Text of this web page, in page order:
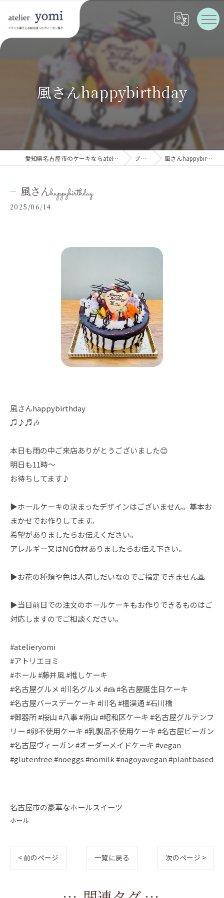
風さんhappybirthday
愛知県名古屋市のケーキならatelier yomi ブログ 風さんhappybirthday
風さんhappybirthday
2025/06/14
風さんhappybirthday
♫♪♬🎶
本日も雨の中ご来店ありがとうございました😊
明日も11時〜
お待ちしてます♪
▶︎ホールケーキの決まったデザインはございません。基本お
まかせでお作りしてます。
希望がありましたらお伝えください。
アレルギー又はNG食材ありましたらお伝え下さい。
▶︎お花の種類や色は入荷しだいなのでご指定できません🙇
▶︎当日前日での注文のホールケーキもお作りできるものはご
対応しますのでご相談ください。
#atelieryomi
#アトリエヨミ
#ホール #藤井風 #推しケーキ
#名古屋グルメ #川名グルメ #🍰 #名古屋誕生日ケーキ
#名古屋バースデーケーキ #川名 #檀渓通 #石川橋
#御器所 #桜山 #八事 #南山 #昭和区ケーキ #名古屋グルテンフ
リー #卵不使用ケーキ #乳製品不使用ケーキ #名古屋ビーガン
#名古屋ヴィーガン #オーダーメイドケーキ #vegan
#glutenfree #noeggs #nomilk #nagoyavegan #plantbased
名古屋市の豪華なホールスイーツ
ホール
< 前のページ 一覧に戻る 次のページ >